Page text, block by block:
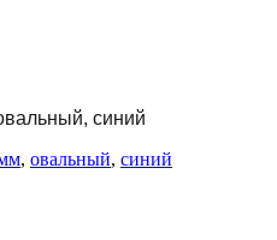
синий
, овальный, синий